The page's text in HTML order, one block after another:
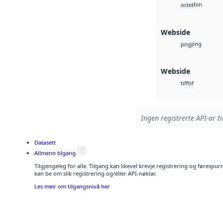
octetbin
Webside
pngpng
Webside
tifftif
Ingen registrerte API-ar
Datasett
Allmenn tilgang
Tilgjengeleg for alle. Tilgang kan likevel krevje registrering og
kan be om slik registrering og/eller API-nøklar.
Les meir om tilgangsnivå her